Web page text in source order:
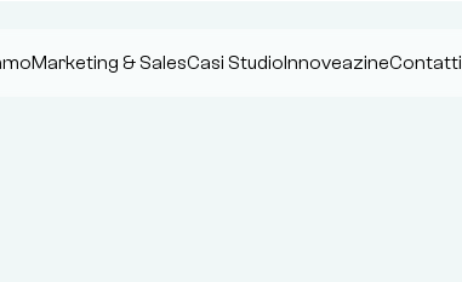
Marketing & SalesCasi StudioInnoveazineContatti